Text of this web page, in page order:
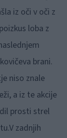
iz oči v oči z
loba z
brani.
niso znale
a iz te akcije
prosti strel
zadnjih